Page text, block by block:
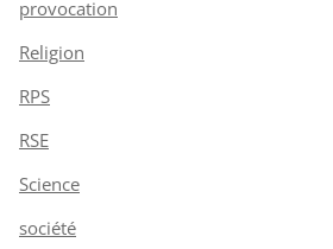
provocation
Religion
RPS
RSE
Science
société